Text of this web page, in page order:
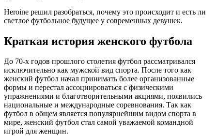
Heroine решил разобраться, почему это происходит и есть ли
светлое футбольное будущее у современных девушек.
Краткая история женского футбола
До 70-х годов прошлого столетия футбол рассматривался
исключительно как мужской вид спорта. После того как
женский футбол начал принимать более организованные
формы и перестал ассоциироваться с физическими
упражнениями и благотворительными акциями, появились
национальные и международные соревнования. Так как
футбол в общем является популярнейшим видом спорта в
мире, женский футбол стал самой уважаемой командной
игрой для женщин.